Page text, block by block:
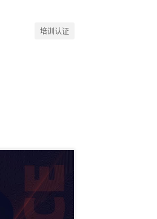
培训认证